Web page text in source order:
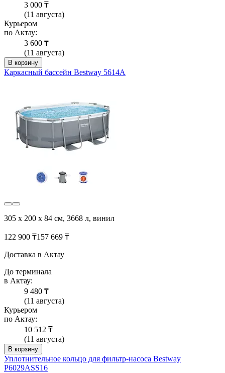
3 000 ₸
(11 августа)
Курьером
по Актау:
3 600 ₸
(11 августа)
В корзину
Каркасный бассейн Bestway 5614A
305 х 200 х 84 см, 3668 л, винил
122 900 ₸157 669 ₸
Доставка в Актау
До терминала
в Актау:
9 480 ₸
(11 августа)
Курьером
по Актау:
10 512 ₸
(11 августа)
В корзину
Уплотнительное кольцо для фильтр-насоса Bestway
P6029ASS16